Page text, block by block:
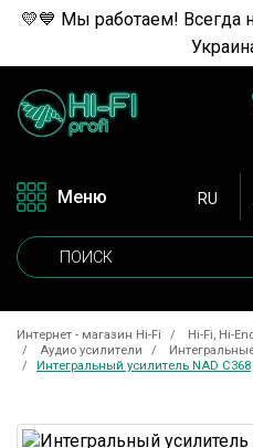
💛💙 Мы работаем! Всегда
Меню RU
Интернет - магазин Hi-Fi
Hi-Fi, Hi-
Аудио усилители
Интегральный усилитель NAD C368